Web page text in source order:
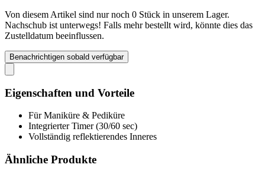
Von diesem Artikel sind nur noch 0 Stück in unserem Lager.
Nachschub ist unterwegs! Falls mehr bestellt wird, könnte dies das
Zustelldatum beeinflussen.
Benachrichtigen sobald verfügbar
Eigenschaften und Vorteile
Für Maniküre & Pediküre
Integrierter Timer (30/60 sec)
Vollständig reflektierendes Inneres
Ähnliche Produkte